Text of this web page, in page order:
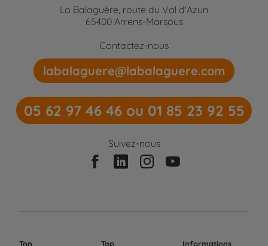
La Balaguère, route du Val d'Azun
65400 Arrens-Marsous
Contactez-nous
labalaguere@labalaguere.com
05 62 97 46 46 ou 01 85 23 92 55
Suivez-nous
Top
Top
Informations